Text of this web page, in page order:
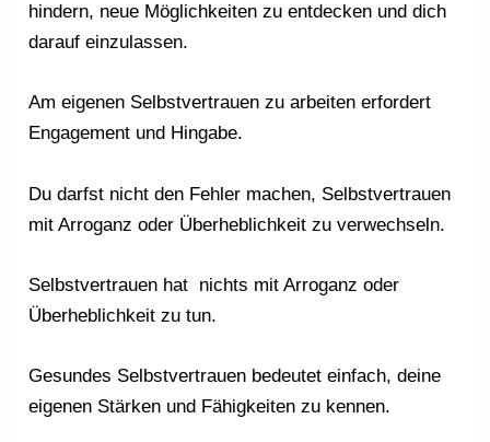
hindern, neue Möglichkeiten zu entdecken und dich
darauf einzulassen.
Am eigenen Selbstvertrauen zu arbeiten erfordert
Engagement und Hingabe.
Du darfst nicht den Fehler machen, Selbstvertrauen
mit Arroganz oder Überheblichkeit zu verwechseln.
Selbstvertrauen hat nichts mit Arroganz oder
Überheblichkeit zu tun.
Gesundes Selbstvertrauen bedeutet einfach, deine
eigenen Stärken und Fähigkeiten zu kennen.